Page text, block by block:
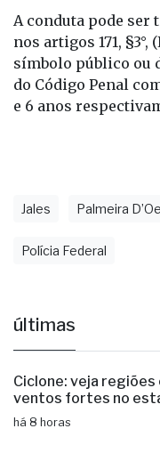
A conduta pode
nos artigos 171,
símbolo público ou
do Código Penal
e 6 anos
Jales Palmeira
Polícia Federal
últimas
Ciclone: veja regiões
ventos fortes no
há 8 horas